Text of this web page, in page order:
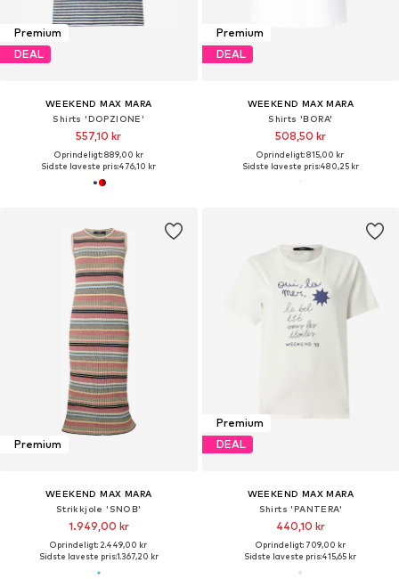
Premium
DEAL
WEEKEND MAX MARA
Shirts 'DOPZIONE'
557,10 kr
Oprindeligt: 889,00 kr
Sidste laveste pris:476,10 kr
Premium
DEAL
WEEKEND MAX MARA
Shirts 'BORA'
508,50 kr
Oprindeligt: 815,00 kr
Sidste laveste pris:480,25 kr
Premium
WEEKEND MAX MARA
Strikkjole 'SNOB'
1.949,00 kr
Oprindeligt: 2.449,00 kr
Sidste laveste pris:1.367,20 kr
Premium
DEAL
WEEKEND MAX MARA
Shirts 'PANTERA'
440,10 kr
Oprindeligt: 709,00 kr
Sidste laveste pris:415,65 kr